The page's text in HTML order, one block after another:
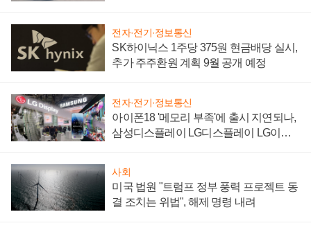
전자·전기·정보통신
SK하이닉스 1주당 375원 현금배당 실시,
추가 주주환원 계획 9월 공개 예정
전자·전기·정보통신
아이폰18 '메모리 부족'에 출시 지연되나,
삼성디스플레이 LG디스플레이 LG이노
사회
미국 법원 "트럼프 정부 풍력 프로젝트 동
결 조치는 위법", 해제 명령 내려